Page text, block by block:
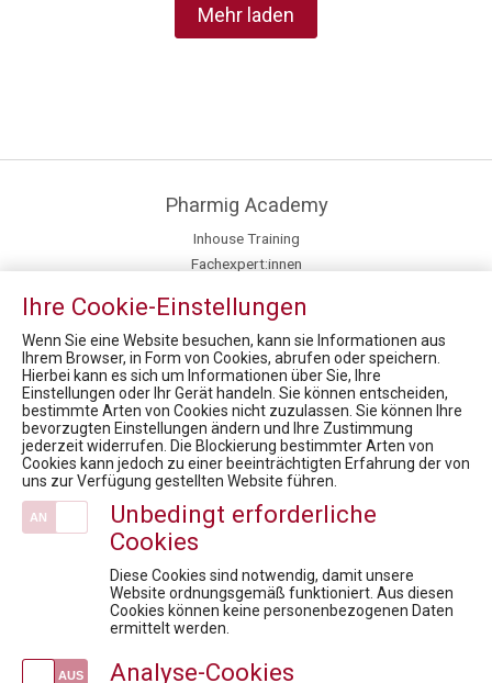
Mehr laden
Pharmig Academy
Inhouse Training
Fachexpert:innen
Kontakt / Anfahrt
Fördermöglichkeiten für Privatpersonen
News
MEDIENINFORMATION - Startschuss für das neue Zertifikatsprogramm "PHARMA-FACHKRÄFTE DER ZUKUNFT"
Wenn KI zum Risiko wird: Rechtssicherheit für die Pharmaindustrie
Foundations of Drug Safety and Pharmacovigilance
Ihre Cookie-Einstellungen
Wenn Sie eine Website besuchen, kann sie Informationen aus
Ihrem Browser, in Form von Cookies, abrufen oder speichern.
Hierbei kann es sich um Informationen über Sie, Ihre
Einstellungen oder Ihr Gerät handeln. Sie können entscheiden,
bestimmte Arten von Cookies nicht zuzulassen. Sie können Ihre
bevorzugten Einstellungen ändern und Ihre Zustimmung
jederzeit widerrufen. Die Blockierung bestimmter Arten von
Cookies kann jedoch zu einer beeinträchtigten Erfahrung der von
uns zur Verfügung gestellten Website führen.
Unbedingt erforderliche
Cookies
Diese Cookies sind notwendig, damit unsere
Website ordnungsgemäß funktioniert. Aus diesen
Cookies können keine personenbezogenen Daten
ermittelt werden.
Analyse-Cookies